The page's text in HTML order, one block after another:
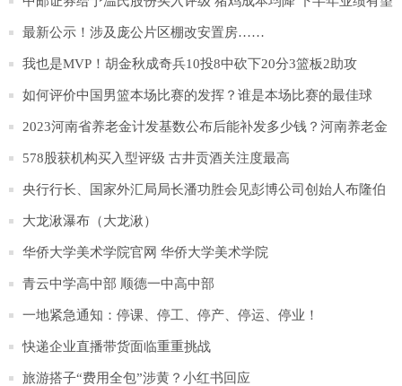
进一步改善
最新公示！涉及庞公片区棚改安置房……
我也是MVP！胡金秋成奇兵10投8中砍下20分3篮板2助攻
如何评价中国男篮本场比赛的发挥？谁是本场比赛的最佳球
员？
2023河南省养老金计发基数公布后能补发多少钱？河南养老金
重新核算并补发将开始，
578股获机构买入型评级 古井贡酒关注度最高
央行行长、国家外汇局局长潘功胜会见彭博公司创始人布隆伯
格
大龙湫瀑布（大龙湫）
华侨大学美术学院官网 华侨大学美术学院
青云中学高中部 顺德一中高中部
一地紧急通知：停课、停工、停产、停运、停业！
快递企业直播带货面临重重挑战
旅游搭子“费用全包”涉黄？小红书回应